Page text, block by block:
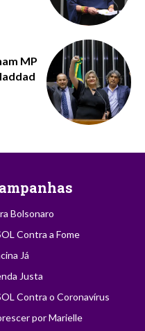
MP
Bolsonaro
Contra a Fome
Já
Justa
Contra o Coronavírus
por Marielle